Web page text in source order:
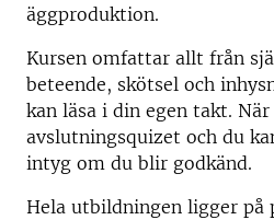
äggproduktion.
Kursen omfattar allt från
beteende, skötsel och
kan läsa i din egen takt.
avslutningsquizet och du
intyg om du blir godkänd.
Hela utbildningen ligger på